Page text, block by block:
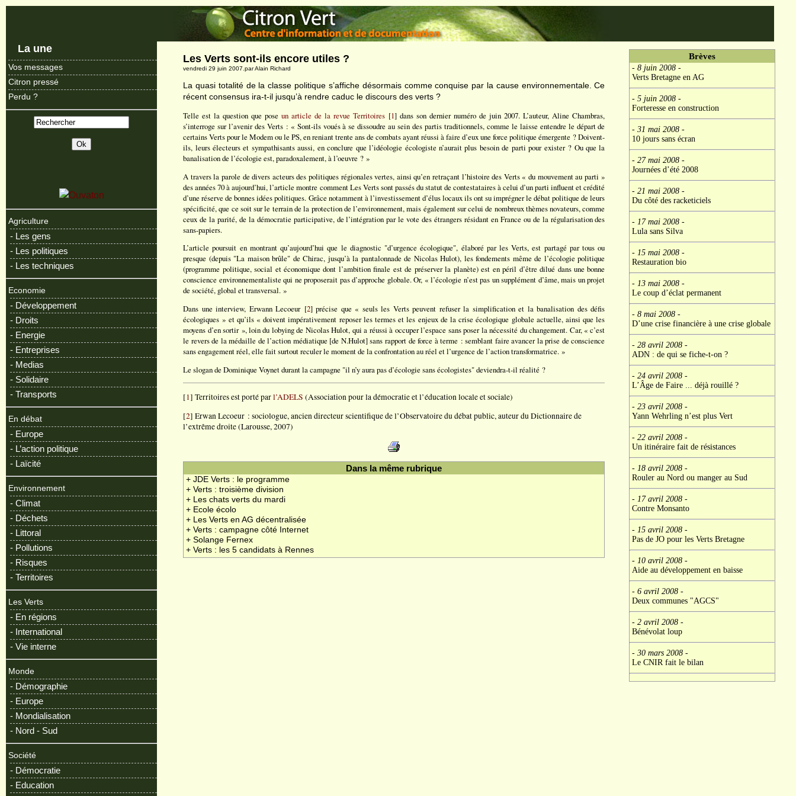
La une
Vos messages
Citron pressé
Perdu ?
Agriculture
- Les gens
- Les politiques
- Les techniques
Economie
- Développement
- Droits
- Energie
- Entreprises
- Medias
- Solidaire
- Transports
En débat
- Europe
- L’action politique
- Laïcité
Environnement
- Climat
- Déchets
- Littoral
- Pollutions
- Risques
- Territoires
Les Verts
- En régions
- International
- Vie interne
Monde
- Démographie
- Europe
- Mondialisation
- Nord - Sud
Société
- Démocratie
- Education
Les Verts sont-ils encore utiles ?
vendredi 29 juin 2007.par Alain Richard
La quasi totalité de la classe politique s’affiche désormais comme conquise par la cause environnementale. Ce
récent consensus ira-t-il jusqu’à rendre caduc le discours des verts ?
Telle est la question que poseun article de la revue Territoires [1] dans son dernier numéro de juin 2007. L’auteur, Aline Chambras,
s’interroge sur l’avenir des Verts : « Sont-ils voués à se dissoudre au sein des partis traditionnels, comme le laisse entendre le départ de
certains Verts pour le Modem ou le PS, en reniant trente ans de combats ayant réussi à faire d’eux une force politique émergente ? Doivent-
ils, leurs électeurs et sympathisants aussi, en conclure que l’idéologie écologiste n’aurait plus besoin de parti pour exister ? Ou que la
banalisation de l’écologie est, paradoxalement, à l’oeuvre ? »
A travers la parole de divers acteurs des politiques régionales vertes, ainsi qu’en retraçant l’histoire des Verts « du mouvement au parti »
des années 70 à aujourd’hui, l’article montre comment Les Verts sont passés du statut de contestataires à celui d’un parti influent et crédité
d’une réserve de bonnes idées politiques. Grâce notamment à l’investissement d’élus locaux ils ont su imprégner le débat politique de leurs
spécificité, que ce soit sur le terrain de la protection de l’environnement, mais également sur celui de nombreux thèmes novateurs, comme
ceux de la parité, de la démocratie participative, de l’intégration par le vote des étrangers résidant en France ou de la régularisation des
sans-papiers.
L’article poursuit en montrant qu’aujourd’hui que le diagnostic "d’urgence écologique", élaboré par les Verts, est partagé par tous ou
presque (depuis "La maison brûle" de Chirac, jusqu’à la pantalonnade de Nicolas Hulot), les fondements même de l’écologie politique
(programme politique, social et économique dont l’ambition finale est de préserver la planète) est en péril d’être dilué dans une bonne
conscience environnementaliste qui ne proposerait pas d’approche globale. Or, « l’écologie n’est pas un supplément d’âme, mais un projet
de société, global et transversal. »
Dans une interview, Erwann Lecoeur [2] précise que « seuls les Verts peuvent refuser la simplification et la banalisation des défis
écologiques » et qu’ils « doivent impérativement reposer les termes et les enjeux de la crise écologique globale actuelle, ainsi que les
moyens d’en sortir », loin du lobying de Nicolas Hulot, qui a réussi à occuper l’espace sans poser la nécessité du changement. Car, « c’est
le revers de la médaille de l’action médiatique [de N.Hulot] sans rapport de force à terme : semblant faire avancer la prise de conscience
sans engagement réel, elle fait surtout reculer le moment de la confrontation au réel et l’urgence de l’action transformatrice. »
Le slogan de Dominique Voynet durant la campagne "il n’y aura pas d’écologie sans écologistes" deviendra-t-il réalité ?
[1] Territoires est porté parl’ADELS (Association pour la démocratie et l’éducation locale et sociale)
[2] Erwan Lecoeur : sociologue, ancien directeur scientifique de l’Observatoire du débat public, auteur du Dictionnaire de
l’extrême droite (Larousse, 2007)
Dans la même rubrique
+ JDE Verts : le programme
+ Verts : troisième division
+ Les chats verts du mardi
+ Ecole écolo
+ Les Verts en AG décentralisée
+ Verts : campagne côté Internet
+ Solange Fernex
+ Verts : les 5 candidats à Rennes
Brèves
- 8 juin 2008-
Verts Bretagne en AG
- 5 juin 2008-
Forteresse en construction
- 31 mai 2008-
10 jours sans écran
- 27 mai 2008-
Journées d’été 2008
- 21 mai 2008-
Du côté des racketiciels
- 17 mai 2008-
Lula sans Silva
- 15 mai 2008-
Restauration bio
- 13 mai 2008-
Le coup d’éclat permanent
- 8 mai 2008-
D’une crise financière à une crise globale
- 28 avril 2008-
ADN : de qui se fiche-t-on ?
- 24 avril 2008-
L’Âge de Faire ... déjà rouillé ?
- 23 avril 2008-
Yann Wehrling n’est plus Vert
- 22 avril 2008-
Un itinéraire fait de résistances
- 18 avril 2008-
Rouler au Nord ou manger au Sud
- 17 avril 2008-
Contre Monsanto
- 15 avril 2008-
Pas de JO pour les Verts Bretagne
- 10 avril 2008-
Aide au développement en baisse
- 6 avril 2008-
Deux communes "AGCS"
- 2 avril 2008-
Bénévolat loup
- 30 mars 2008-
Le CNIR fait le bilan